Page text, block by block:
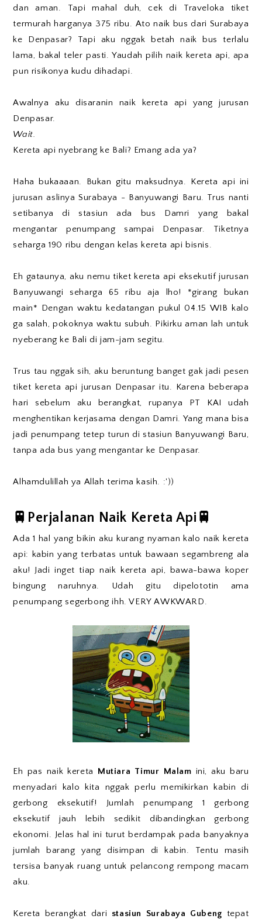
dan aman. Tapi mahal duh, cek di Traveloka tiket
termurah harganya 375 ribu. Ato naik bus dari Surabaya
ke Denpasar? Tapi aku nggak betah naik bus terlalu
lama, bakal teler pasti. Yaudah pilih naik kereta api, apa
pun risikonya kudu dihadapi.
Awalnya aku disaranin naik kereta api yang jurusan
Denpasar.
Wait.
Kereta api nyebrang ke Bali? Emang ada ya?
Haha bukaaaan. Bukan gitu maksudnya. Kereta api ini
jurusan aslinya Surabaya - Banyuwangi Baru. Trus nanti
setibanya di stasiun ada bus Damri yang bakal
mengantar penumpang sampai Denpasar. Tiketnya
seharga 190 ribu dengan kelas kereta api bisnis.
Eh gataunya, aku nemu tiket kereta api eksekutif jurusan
Banyuwangi seharga 65 ribu aja lho! *girang bukan
main* Dengan waktu kedatangan pukul 04.15 WIB kalo
ga salah, pokoknya waktu subuh. Pikirku aman lah untuk
nyeberang ke Bali di jam-jam segitu.
Trus tau nggak sih, aku beruntung banget gak jadi pesen
tiket kereta api jurusan Denpasar itu. Karena beberapa
hari sebelum aku berangkat, rupanya PT KAI udah
menghentikan kerjasama dengan Damri. Yang mana bisa
jadi penumpang tetep turun di stasiun Banyuwangi Baru,
tanpa ada bus yang mengantar ke Denpasar.
Alhamdulillah ya Allah terima kasih. :'))
🚆Perjalanan Naik Kereta Api🚆
Ada 1 hal yang bikin aku kurang nyaman kalo naik kereta
api: kabin yang terbatas untuk bawaan segambreng ala
aku! Jadi inget tiap naik kereta api, bawa-bawa koper
bingung naruhnya. Udah gitu dipelototin ama
penumpang segerbong ihh. VERY AWKWARD.
Eh pas naik kereta Mutiara Timur Malam ini, aku baru
menyadari kalo kita nggak perlu memikirkan kabin di
gerbong eksekutif! Jumlah penumpang 1 gerbong
eksekutif jauh lebih sedikit dibandingkan gerbong
ekonomi. Jelas hal ini turut berdampak pada banyaknya
jumlah barang yang disimpan di kabin. Tentu masih
tersisa banyak ruang untuk pelancong rempong macam
aku.
Kereta berangkat dari stasiun Surabaya Gubeng tepat